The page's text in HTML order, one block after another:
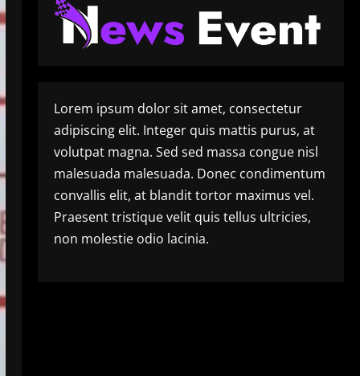
Lorem ipsum dolor sit amet, consectetur
adipiscing elit. Integer quis mattis purus, at
volutpat magna. Sed sed massa congue nisl
malesuada malesuada. Donec condimentum
convallis elit, at blandit tortor maximus vel.
Praesent tristique velit quis tellus ultricies,
non molestie odio lacinia.